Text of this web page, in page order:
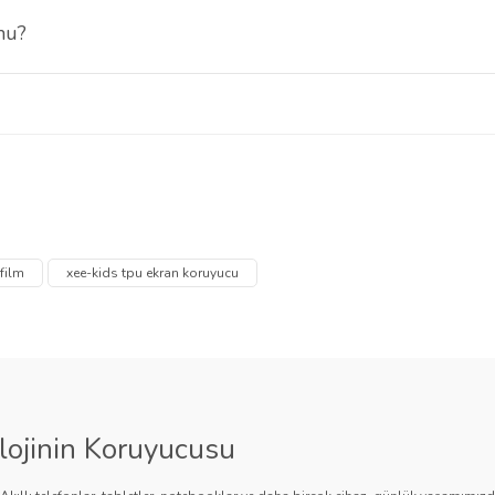
oluşma ihtimali düşüktür ve yüzeye düzgün şekilde oturur.
Bu ürüne ilk yorumu siz yapın!
Ürün hakkında henüz soru sorulmamış.
xee-kids tpu ekran koruyucu
Koruyucusu